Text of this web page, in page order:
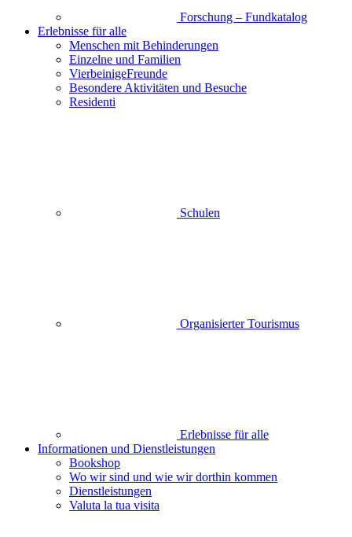
Forschung – Fundkatalog
Erlebnisse für alle
Menschen mit Behinderungen
Einzelne und Familien
VierbeinigeFreunde
Besondere Aktivitäten und Besuche
Residenti
Schulen
Organisierter Tourismus
Erlebnisse für alle
Informationen und Dienstleistungen
Bookshop
Wo wir sind und wie wir dorthin kommen
Dienstleistungen
Valuta la tua visita